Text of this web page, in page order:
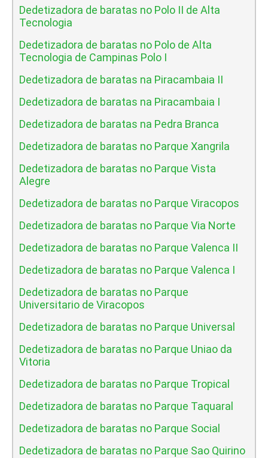
Dedetizadora de baratas no Polo II de Alta
Tecnologia
Dedetizadora de baratas no Polo de Alta
Tecnologia de Campinas Polo I
Dedetizadora de baratas na Piracambaia II
Dedetizadora de baratas na Piracambaia I
Dedetizadora de baratas na Pedra Branca
Dedetizadora de baratas no Parque Xangrila
Dedetizadora de baratas no Parque Vista
Alegre
Dedetizadora de baratas no Parque Viracopos
Dedetizadora de baratas no Parque Via Norte
Dedetizadora de baratas no Parque Valenca II
Dedetizadora de baratas no Parque Valenca I
Dedetizadora de baratas no Parque
Universitario de Viracopos
Dedetizadora de baratas no Parque Universal
Dedetizadora de baratas no Parque Uniao da
Vitoria
Dedetizadora de baratas no Parque Tropical
Dedetizadora de baratas no Parque Taquaral
Dedetizadora de baratas no Parque Social
Dedetizadora de baratas no Parque Sao Quirino